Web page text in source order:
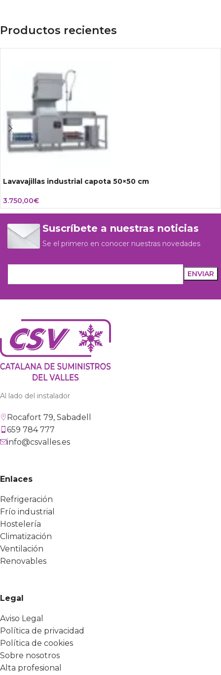
Productos recientes
Lavavajillas industrial capota 50×50 cm
3.750,00€
Suscríbete a nuestras noticias
Se el primero en conocer nuestras novedades
Al lado del instalador
Rocafort 79, Sabadell
659 784 777
info@csvalles.es
Enlaces
Refrigeración
Frío industrial
Hostelería
Climatización
Ventilación
Renovables
Legal
Aviso Legal
Política de privacidad
Política de cookies
Sobre nosotros
Alta profesional